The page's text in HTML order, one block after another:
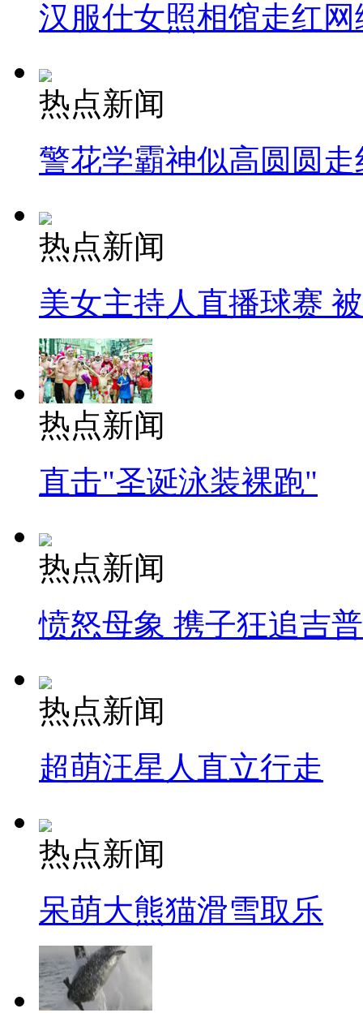
汉服仕女照相馆走红网
热点新闻
警花学霸神似高圆圆走
热点新闻
美女主持人直播球赛
热点新闻
直击"圣诞泳装裸跑"
热点新闻
愤怒母象 携子狂追吉
热点新闻
超萌汪星人直立行走
热点新闻
呆萌大熊猫滑雪取乐